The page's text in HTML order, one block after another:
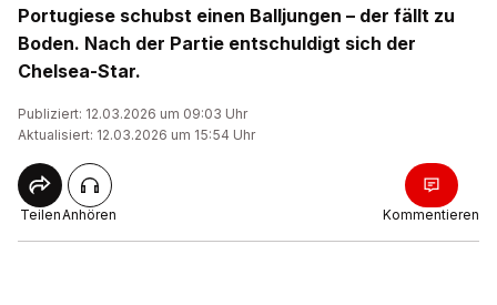
Portugiese schubst einen Balljungen – der fällt zu
Boden. Nach der Partie entschuldigt sich der
Chelsea-Star.
Publiziert: 12.03.2026 um 09:03 Uhr
Aktualisiert: 12.03.2026 um 15:54 Uhr
TeilenAnhören Kommentieren